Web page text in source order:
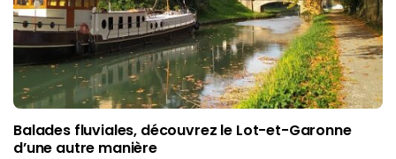
Balades fluviales, découvrez le Lot-et-Garonne
d’une autre manière